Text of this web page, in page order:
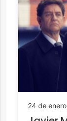
24 de